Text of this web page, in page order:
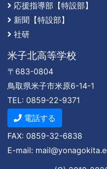
応援指導部【特設部】
新聞【特設部】
社研
米子北高等学校
〒683-0804
鳥取県米子市米原6-14-1
TEL: 0859-22-9371
電話する
FAX: 0859-32-6838
E-mail: